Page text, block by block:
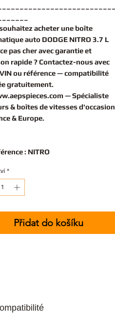
acheter une boîte
auto DODGE NITRO 3.7 L
pas cheravec garantie et
rapide ? Contactez-nous avec
ou référence — compatibilité
gratuitement.
— Spécialiste
& boîtes de vitesses d'occasion
& Europe.
: NITRO
*
Přidat do košíku